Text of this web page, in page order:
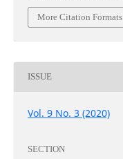
More Citation Formats
ISSUE
Vol. 9 No. 3 (2020)
SECTION